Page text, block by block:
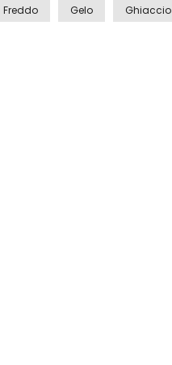
Freddo Gelo Ghiaccio